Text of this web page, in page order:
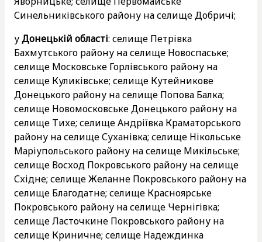
Синельниківського району на селище Добричі;
уДонецькій області: селище Петрівка
Бахмутського району на селище Новоспаське;
селище Московське Горлівського району на
селище Куликівське; селище Кутейникове
Донецького району на селище Попова Балка;
селище Новомосковське Донецького району на
селище Тихе; селище Андріївка Краматорського
району на селище Суханівка; селище Нікольське
Маріупольського району на селище Микільське;
селище Восход Покровського району на селище
Східне; селище Желанне Покровського району на
селище Благодатне; селище Красноярське
Покровського району на селище Чернігівка;
селище Ласточкине Покровського району на
селище Криничне; селище Надеждинка